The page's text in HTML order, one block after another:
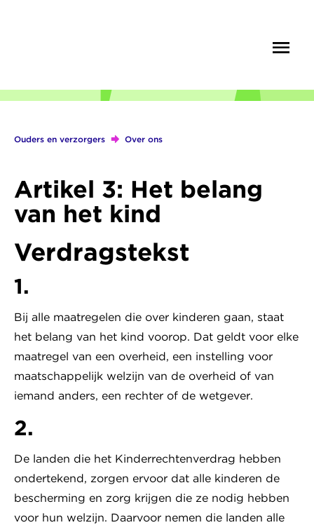
inhoud
Ouders en verzorgers Over ons
Artikel 3: Het belang
van het kind
Verdragstekst
1.
Bij alle maatregelen die over kinderen gaan, staat
het belang van het kind voorop. Dat geldt voor elke
maatregel van een overheid, een instelling voor
maatschappelijk welzijn van de overheid of van
iemand anders, een rechter of de wetgever.
2.
De landen die het Kinderrechtenverdrag hebben
ondertekend, zorgen ervoor dat alle kinderen de
bescherming en zorg krijgen die ze nodig hebben
voor hun welzijn. Daarvoor nemen die landen alle